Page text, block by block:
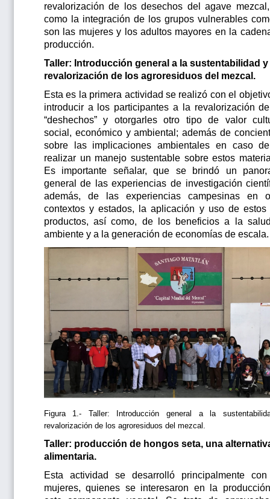
revalorización de los desechos del agave
como la integración de los grupos vulnerables
son las mujeres y los adultos mayores en la
producción.
Taller: Introducción general a la sustentabilidad y
revalorización de los agroresiduos del mezcal.
Esta es la primera actividad se realizó con el
introducir a los participantes a la revalorización
“deshechos” y otorgarles otro tipo de valor
social, económico y ambiental; además de
sobre las implicaciones ambientales en caso
realizar un manejo sustentable sobre estos
Es importante señalar, que se brindó un
general de las experiencias de investigación
además, de las experiencias campesinas en
contextos y estados, la aplicación y uso de estos
productos, así como, de los beneficios a la
ambiente y a la generación de economías de escala.
Figura 1.- Taller: Introducción general a la
revalorización de los agroresiduos del mezcal.
Taller: producción de hongos seta, una
alimentaria.
Esta actividad se desarrolló principalmente
mujeres, quienes se interesaron en la